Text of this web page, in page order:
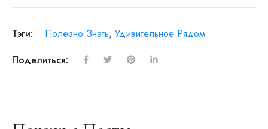
Тэги: Полезно Знать, Удивительное Рядом
Поделиться: